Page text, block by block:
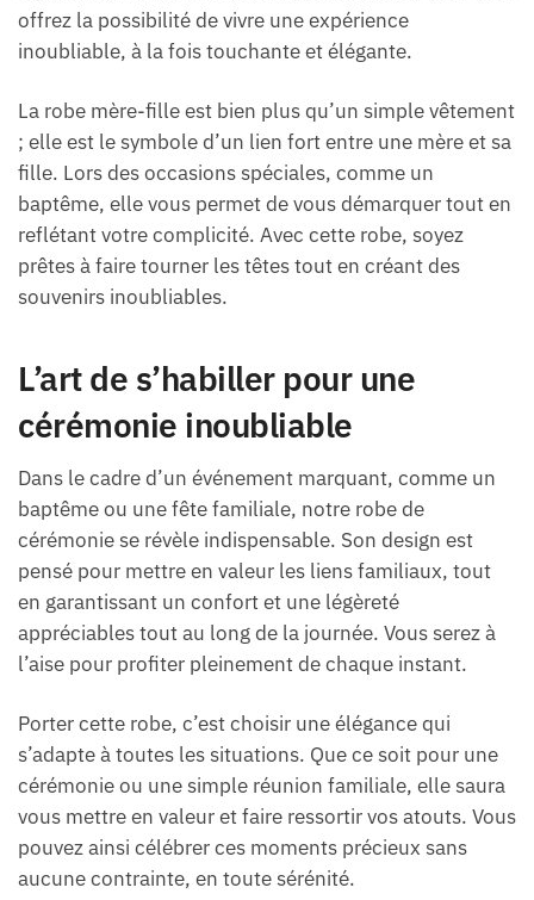
offrez la possibilité de vivre une expérience
inoubliable, à la fois touchante et élégante.
La robe mère-fille est bien plus qu’un simple vêtement
; elle est le symbole d’un lien fort entre une mère et sa
fille. Lors des occasions spéciales, comme un
baptême, elle vous permet de vous démarquer tout en
reflétant votre complicité. Avec cette robe, soyez
prêtes à faire tourner les têtes tout en créant des
souvenirs inoubliables.
L’art de s’habiller pour une
cérémonie inoubliable
Dans le cadre d’un événement marquant, comme un
baptême ou une fête familiale, notre robe de
cérémonie se révèle indispensable. Son design est
pensé pour mettre en valeur les liens familiaux, tout
en garantissant un confort et une légèreté
appréciables tout au long de la journée. Vous serez à
l’aise pour profiter pleinement de chaque instant.
Porter cette robe, c’est choisir une élégance qui
s’adapte à toutes les situations. Que ce soit pour une
cérémonie ou une simple réunion familiale, elle saura
vous mettre en valeur et faire ressortir vos atouts. Vous
pouvez ainsi célébrer ces moments précieux sans
aucune contrainte, en toute sérénité.